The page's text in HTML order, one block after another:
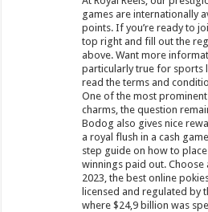
games are internationally
points. If you’re ready to
top right and fill out the
above. Want more
particularly true for sports
read the terms and
One of the most
charms, the question
Bodog also gives nice
a royal flush in a cash
step guide on how to
winnings paid out. Choose
2023, the best online
licensed and regulated by
where $24,9 billion was